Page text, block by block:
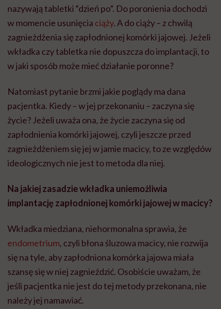
nazywają tabletki “dzień po”. Do poronienia dochodzi
w momencie usunięcia ciąży. A do ciąży – z chwilą
zagnieżdżenia się zapłodnionej komórki jajowej. Jeżeli
wkładka czy tabletka nie dopuszcza do implantacji, to
w jaki sposób może mieć działanie poronne?
Natomiast pytanie brzmi jakie poglądy ma dana
pacjentka. Kiedy – w jej przekonaniu – zaczyna się
życie? Jeżeli uważa ona, że życie zaczyna się od
zapłodnienia komórki jajowej, czyli jeszcze przed
zagnieżdżeniem się jej w jamie macicy, to ze względów
ideologicznych nie jest to metoda dla niej.
Na jakiej zasadzie wkładka uniemożliwia
implantację zapłodnionej komórki jajowej w macicy?
Wkładka miedziana, niehormonalna sprawia, że
endometrium, czyli błona śluzowa macicy, nie rozwija
się na tyle, aby zapłodniona komórka jajowa miała
szansę się w niej zagnieździć. Osobiście uważam, że
jeśli pacjentka nie jest do tej metody przekonana, nie
należy jej namawiać.